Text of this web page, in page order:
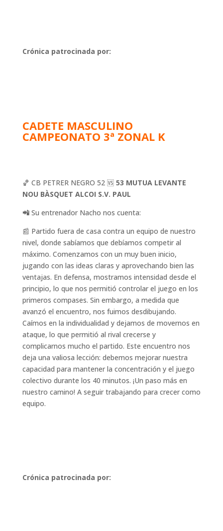
Crónica patrocinada por:
CADETE MASCULINO
CAMPEONATO 3ª ZONAL K
🏀 CB PETRER NEGRO 52 🆚53 MUTUA LEVANTE
NOU BÀSQUET ALCOI S.V. PAUL
📲Su entrenador Nacho nos cuenta:
📰 Partido fuera de casa contra un equipo de nuestro
nivel, donde sabíamos que debíamos competir al
máximo. Comenzamos con un muy buen inicio,
jugando con las ideas claras y aprovechando bien las
ventajas. En defensa, mostramos intensidad desde el
principio, lo que nos permitió controlar el juego en los
primeros compases. Sin embargo, a medida que
avanzó el encuentro, nos fuimos desdibujando.
Caímos en la individualidad y dejamos de movernos en
ataque, lo que permitió al rival crecerse y
complicarnos mucho el partido. Este encuentro nos
deja una valiosa lección: debemos mejorar nuestra
capacidad para mantener la concentración y el juego
colectivo durante los 40 minutos. ¡Un paso más en
nuestro camino! A seguir trabajando para crecer como
equipo.
Crónica patrocinada por: